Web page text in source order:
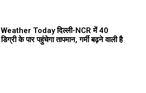
Weather Today दिल्ली-NCR में 40
डिग्री के पार पहुंचेगा तापमान, गर्मी बढ़ने वाली है